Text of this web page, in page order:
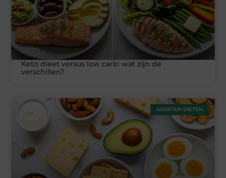
Keto dieet versus low carb: wat zijn de
verschillen?
SOORTEN DIETEN